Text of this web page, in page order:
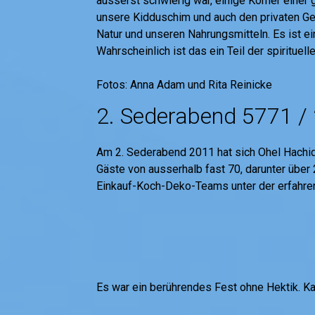
unsere Kidduschim und auch den privaten
Natur und unseren Nahrungsmitteln. Es ist
Wahrscheinlich ist das ein Teil der
Fotos: Anna Adam und Rita Reinicke
2. Sederabend 5771
Am 2. Sederabend 2011 hat sich Ohel
Gäste von ausserhalb fast 70, darunter
Einkauf-Koch-Deko-Teams unter der
Es war ein berührendes Fest ohne Hektik.